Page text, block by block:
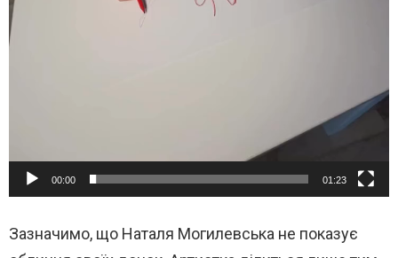
00:00 01:23
Зазначимо, що Наталя Могилевська не показує